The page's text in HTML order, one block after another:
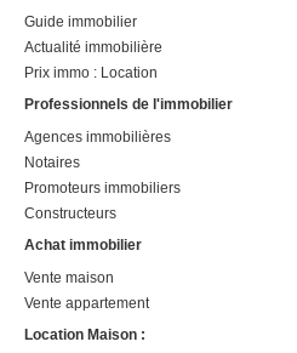
Guide immobilier
Actualité immobilière
Prix immo : Location
Professionnels de l'immobilier
Agences immobilières
Notaires
Promoteurs immobiliers
Constructeurs
Achat immobilier
Vente maison
Vente appartement
Location Maison :